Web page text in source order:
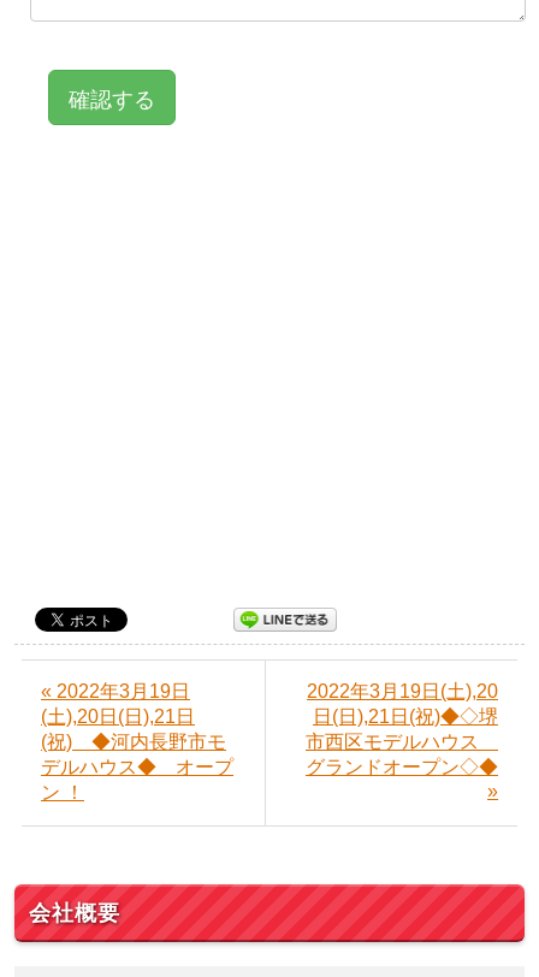
« 2022年3月19日
(土),20日(日),21日
(祝) ◆河内長野市モ
デルハウス◆ オープ
ン ！
2022年3月19日(土),20
日(日),21日(祝)◆◇堺
市西区モデルハウス
グランドオープン◇◆
»
会社概要